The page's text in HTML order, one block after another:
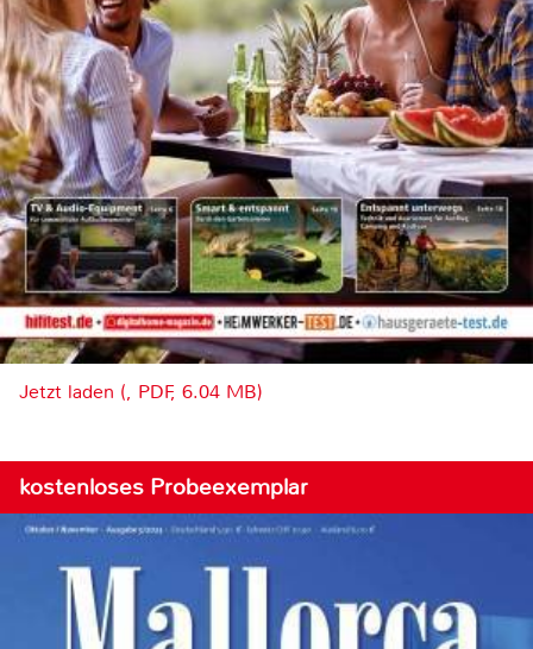
Jetzt laden (, PDF, 6.04 MB)
kostenloses Probeexemplar